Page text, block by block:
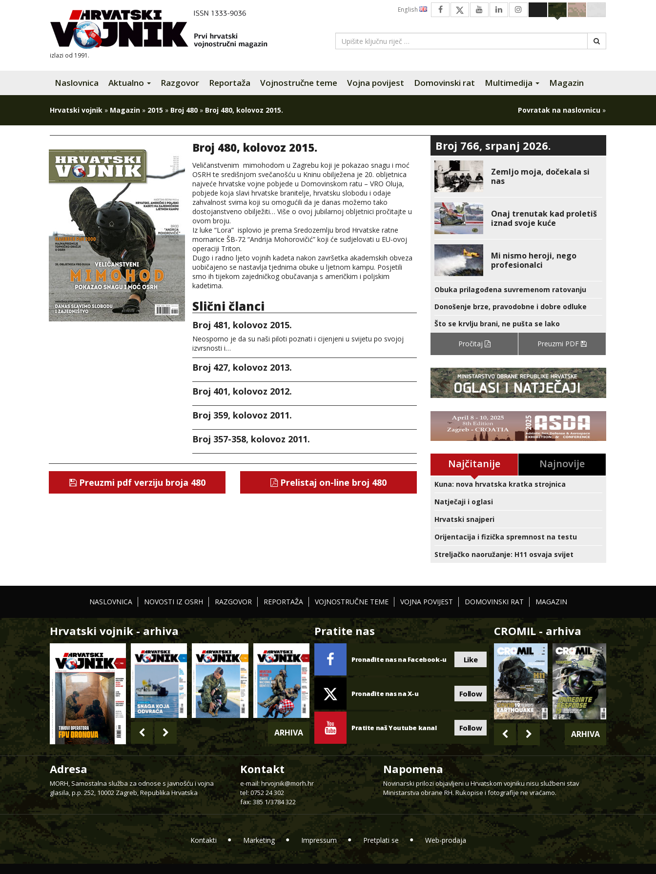
izlazi od 1991.
English
Naslovnica Aktualno Razgovor Reportaža Vojnostručne teme Vojna povijest Domovinski rat Multimedija Magazin
Hrvatski vojnik » Magazin » 2015 » Broj 480 » Broj 480, kolovoz 2015. Povratak na naslovnicu »
Broj 480, kolovoz 2015.
Veličanstvenim mimohodom u Zagrebu koji je pokazao snagu i moć
OSRH te središnjom svečanošću u Kninu obilježena je 20. obljetnica
najveće hrvatske vojne pobjede u Domovinskom ratu – VRO Oluja,
pobjede koja slavi hrvatske branitelje, hrvatsku slobodu i odaje
zahvalnost svima koji su omogućili da je danas možemo tako
dostojanstveno obilježiti… Više o ovoj jubilarnoj obljetnici pročitajte u
ovom broju.
Iz luke “Lora” isplovio je prema Sredozemlju brod Hrvatske ratne
mornarice ŠB-72 “Andrija Mohorovičić” koji će sudjelovati u EU-ovoj
operaciji Triton.
Dugo i radno ljeto vojnih kadeta nakon završetka akademskih obveza
uobičajeno se nastavlja tjednima obuke u ljetnom kampu. Posjetili
smo ih tijekom zajedničkog obučavanja s američkim i poljskim
kadetima.
Slični članci
Broj 481, kolovoz 2015.
Neosporno je da su naši piloti poznati i cijenjeni u svijetu po svojoj
izvrsnosti i…
Broj 427, kolovoz 2013.
Broj 401, kolovoz 2012.
Broj 359, kolovoz 2011.
Broj 357-358, kolovoz 2011.
Preuzmi pdf verziju broja 480 Prelistaj on-line broj 480
Broj 766, srpanj 2026.
Zemljo moja, dočekala si
nas
Onaj trenutak kad proletiš
iznad svoje kuće
Mi nismo heroji, nego
profesionalci
Obuka prilagođena suvremenom ratovanju
Donošenje brze, pravodobne i dobre odluke
Što se krvlju brani, ne pušta se lako
Pročitaj Preuzmi PDF
Najčitanije Najnovije
Kuna: nova hrvatska kratka strojnica
Natječaji i oglasi
Hrvatski snajperi
Orijentacija i fizička spremnost na testu
Streljačko naoružanje: H11 osvaja svijet
NASLOVNICA NOVOSTI IZ OSRH RAZGOVOR REPORTAŽA VOJNOSTRUČNE TEME VOJNA POVIJEST DOMOVINSKI RAT MAGAZIN
Hrvatski vojnik - arhiva
ARHIVA
Pratite nas
Pronađite nas na Facebook-u Like
Pronađite nas na X-u Follow
Pratite naš Youtube kanal Follow
CROMIL - arhiva
ARHIVA
Adresa
MORH, Samostalna služba za odnose s javnošću i vojna
glasila, p.p. 252, 10002 Zagreb, Republika Hrvatska
Kontakt
e-mail: hrvojnik@morh.hr
tel: 0752 24 302
fax: 385 1/3784 322
Napomena
Novinarski prilozi objavljeni u Hrvatskom vojniku nisu službeni stav
Ministarstva obrane RH. Rukopise i fotografije ne vraćamo.
Kontakti Marketing Impressum Pretplati se Web-prodaja